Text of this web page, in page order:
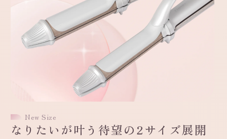
New Size
なりたいが叶う 待望の2サイズ展開